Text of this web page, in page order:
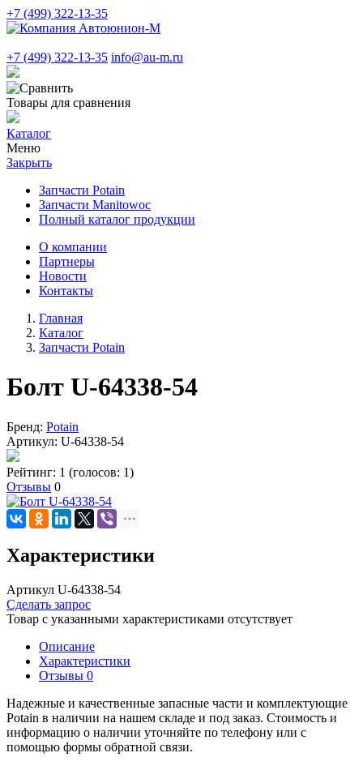
+7 (499) 322-13-35
+7 (499) 322-13-35 info@au-m.ru
Товары для сравнения
Каталог
Меню
Закрыть
Запчасти Potain
Запчасти Manitowoc
Полный каталог продукции
О компании
Партнеры
Новости
Контакты
Главная
Каталог
Запчасти Potain
Болт U-64338-54
Бренд: Potain
Артикул: U-64338-54
Рейтинг: 1 (голосов: 1)
Отзывы 0
Характеристики
Артикул U-64338-54
Сделать запрос
Товар с указанными характеристиками отсутствует
Описание
Характеристики
Отзывы 0
Надежные и качественные запасные части и комплектующие
Potain в наличии на нашем складе и под заказ. Стоимость и
информацию о наличии уточняйте по телефону или с
помощью формы обратной связи.